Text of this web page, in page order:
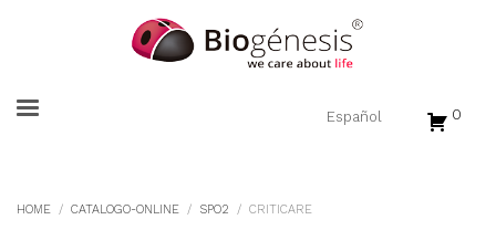
0
HOME CATALOGO-ONLINE SPO2 CRITICARE